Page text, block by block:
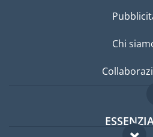
Chi